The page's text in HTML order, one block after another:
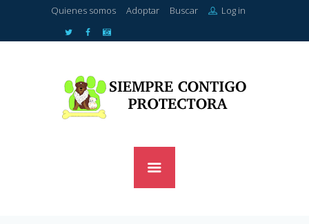
Quienes somos Adoptar Buscar Log in